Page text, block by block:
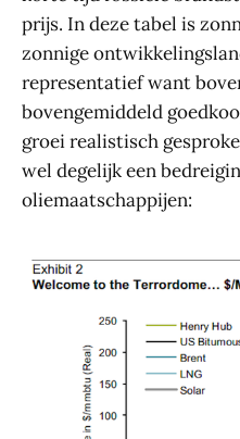
prijs. In deze tabel is
zonnige
representatief want
bovengemiddeld
groei realistisch
wel degelijk een
oliemaatschappijen: